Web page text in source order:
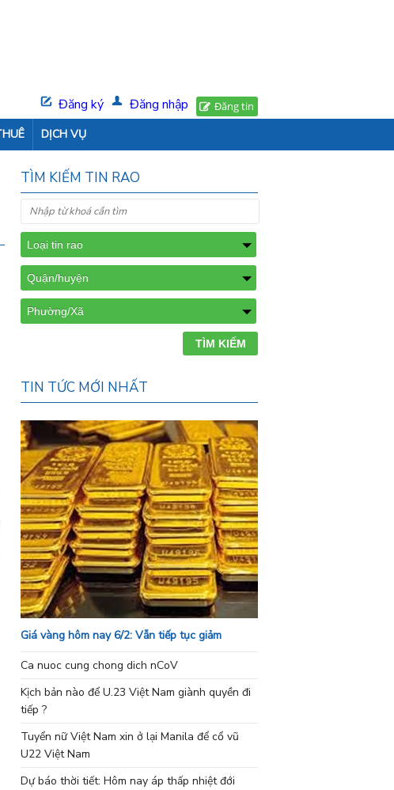
Đăng tin
Đăng nhập
Đăng ký
DỊCH VỤ
TÌM KIẾM TIN RAO
TIN TỨC MỚI NHẤT
Giá vàng hôm nay 6/2: Vẫn tiếp tục giảm
Ca nuoc cung chong dich nCoV
Kịch bản nào để U.23 Việt Nam giành quyền đi
tiếp ?
Tuyển nữ Việt Nam xin ở lại Manila để cổ vũ
U22 Việt Nam
Dự báo thời tiết: Hôm nay áp thấp nhiệt đới